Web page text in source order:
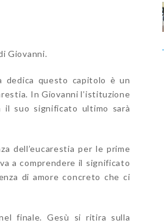
Giovanni.
dedica questo capitolo è un
In Giovanni l’istituzione
il suo significato ultimo sarà
dell’eucarestia per le prime
a comprendere il significato
di amore concreto che ci
finale. Gesù si ritira sulla